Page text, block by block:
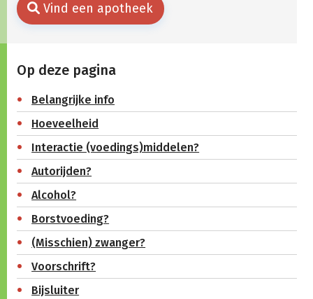
Vind een apotheek
Op deze pagina
Belangrijke info
Hoeveelheid
Interactie (voedings)middelen?
Autorijden?
Alcohol?
Borstvoeding?
(Misschien) zwanger?
Voorschrift?
Bijsluiter